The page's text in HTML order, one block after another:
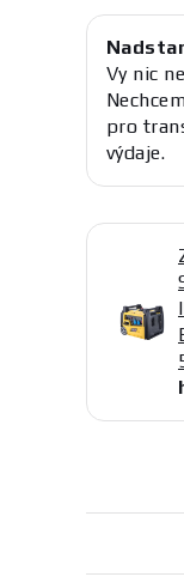
Vy nic
pro
výdaje.